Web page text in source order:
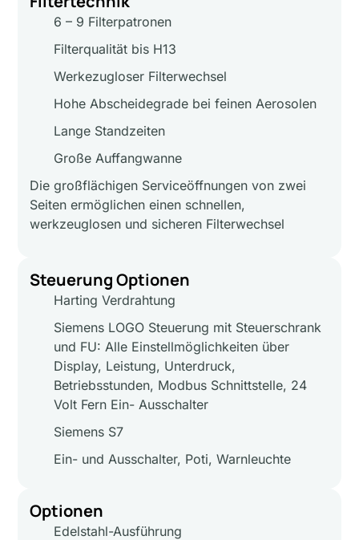
6 – 9 Filterpatronen
Filterqualität bis H13
Werkezugloser Filterwechsel
Hohe Abscheidegrade bei feinen Aerosolen
Lange Standzeiten
Große Auffangwanne
Die großflächigen Serviceöffnungen von zwei
Seiten ermöglichen einen schnellen,
werkzeuglosen und sicheren Filterwechsel
Steuerung Optionen
Harting Verdrahtung
Siemens LOGO Steuerung mit Steuerschrank
und FU: Alle Einstellmöglichkeiten über
Display, Leistung, Unterdruck,
Betriebsstunden, Modbus Schnittstelle, 24
Volt Fern Ein- Ausschalter
Siemens S7
Ein- und Ausschalter, Poti, Warnleuchte
Optionen
Edelstahl-Ausführung